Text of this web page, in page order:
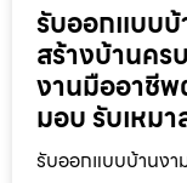
รับออกแบบบ้
สร้างบ้านค
งานมืออาชี
มอบ รับเหม
รับออกแบบบ้านงา